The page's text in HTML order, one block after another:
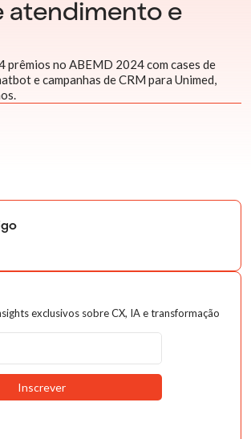
atendimento e
prêmios no ABEMD 2024 com cases de
e campanhas de CRM para Unimed,
exclusivos sobre CX, IA e transformação